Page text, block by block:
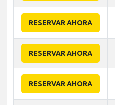
RESERVAR AHORA
RESERVAR AHORA
RESERVAR AHORA